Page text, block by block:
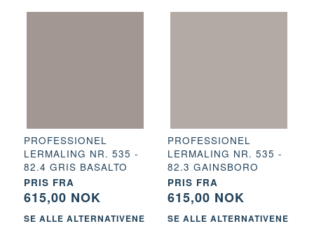
PROFESSIONEL
LERMALING NR. 535 -
82.4 GRIS BASALTO
PRIS FRA
615,00 NOK
SE ALLE ALTERNATIVENE
PROFESSIONEL
LERMALING NR. 535 -
82.3 GAINSBORO
PRIS FRA
615,00 NOK
SE ALLE ALTERNATIVENE